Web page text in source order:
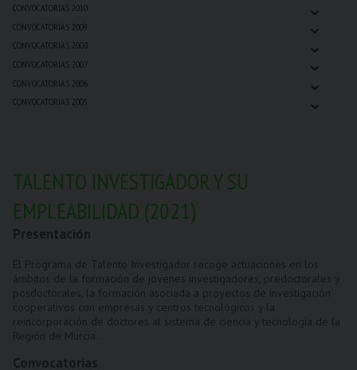
CONVOCATORIAS 2010 ⌄
CONVOCATORIAS 2009 ⌄
CONVOCATORIAS 2008 ⌄
CONVOCATORIAS 2007 ⌄
CONVOCATORIAS 2006 ⌄
CONVOCATORIAS 2005 ⌄
TALENTO INVESTIGADOR Y SU
EMPLEABILIDAD (2021)